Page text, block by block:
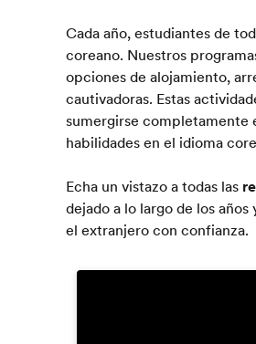
Cada año, estudiantes de
coreano. Nuestros
opciones de alojamiento,
cautivadoras. Estas
sumergirse completamente
habilidades en el idioma
Echa un vistazo a todas las
dejado a lo largo de los
el extranjero con confianza.